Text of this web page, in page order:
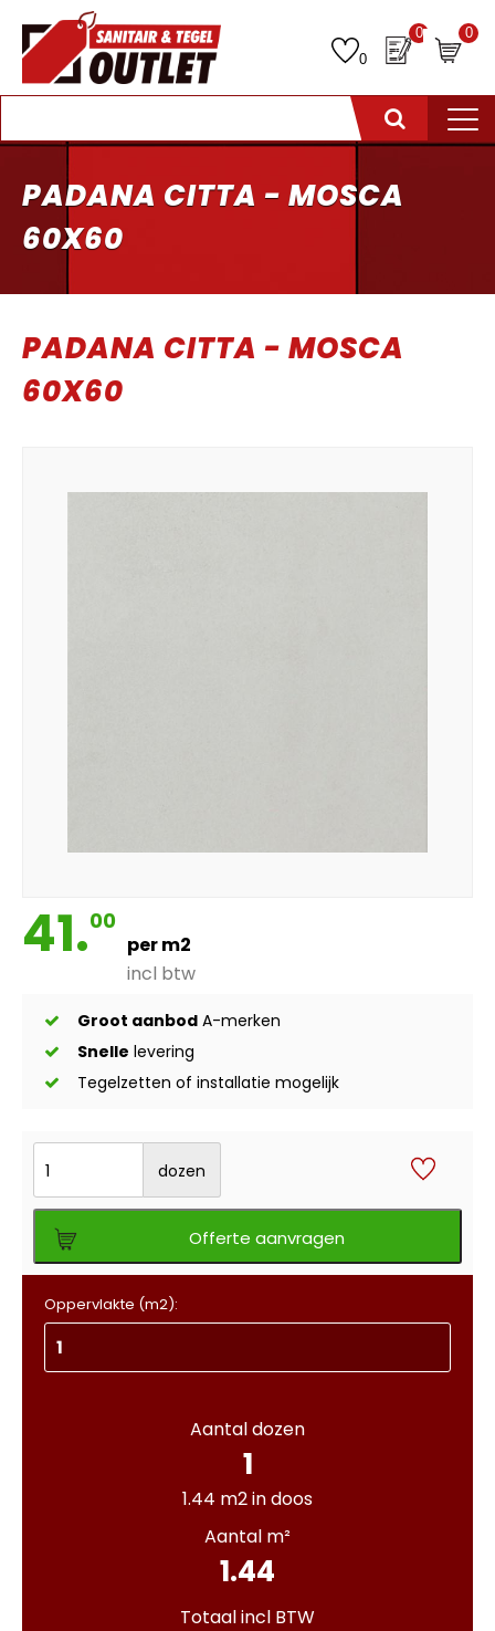
0
0 0
PADANA CITTA - MOSCA
60X60
PADANA CITTA - MOSCA
60X60
41.00
per m2
incl btw
Groot aanbod A-merken
Snelle levering
Tegelzetten of installatie mogelijk
dozen
Offerte aanvragen
Oppervlakte (m2):
Aantal dozen
1
1.44 m2 in doos
Aantal m²
1.44
Totaal incl BTW